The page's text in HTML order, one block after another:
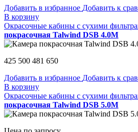
Добавить в избранное Добавить к
В корзину
Окрасочные кабины с сухими
покрасочная Talwind DSB 4.0M
425 500 481 650
Добавить в избранное Добавить к
В корзину
Окрасочные кабины с сухими
покрасочная Talwind DSB 5.0M